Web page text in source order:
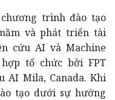
trình đào tạo
và phát triển tài
cứu AI và Machine
tổ chức bởi FPT
AI Mila, Canada. Khi
tạo dưới sự hướng